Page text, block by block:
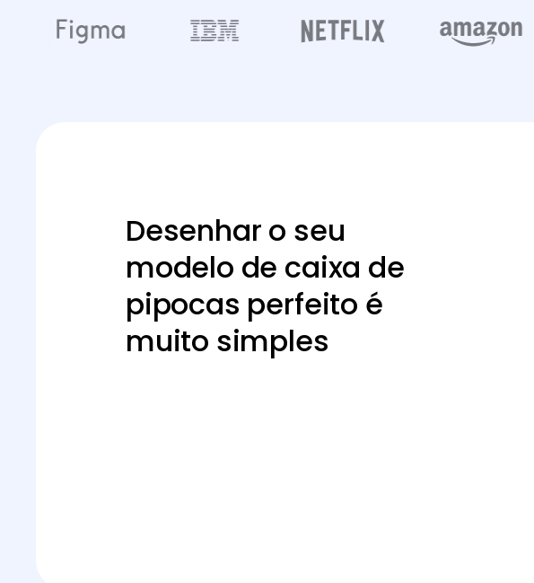
Desenhar o seu
modelo de caixa de
pipocas perfeito é
muito simples